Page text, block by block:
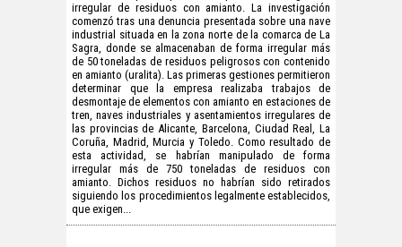
irregular de residuos con amianto. La investigación
comenzó tras una denuncia presentada sobre una nave
industrial situada en la zona norte de la comarca de La
Sagra, donde se almacenaban de forma irregular más
de 50 toneladas de residuos peligrosos con contenido
en amianto (uralita). Las primeras gestiones permitieron
determinar que la empresa realizaba trabajos de
desmontaje de elementos con amianto en estaciones de
tren, naves industriales y asentamientos irregulares de
las provincias de Alicante, Barcelona, Ciudad Real, La
Coruña, Madrid, Murcia y Toledo. Como resultado de
esta actividad, se habrían manipulado de forma
irregular más de 750 toneladas de residuos con
amianto. Dichos residuos no habrían sido retirados
siguiendo los procedimientos legalmente establecidos,
que exigen...